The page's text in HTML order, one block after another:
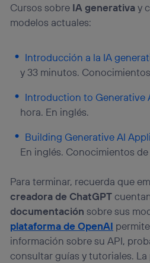
Cursos sobre IA generativay
modelos actuales:
Introducción a la IA
y 33 minutos.
Introduction to Generative
hora. En inglés.
Building Generative AI
En inglés. Conocimientos
Para terminar, recuerda que
creadora de ChatGPT
documentaciónsobre sus
plataforma de OpenAI
información sobre su API,
consultar guías y tutoriales.